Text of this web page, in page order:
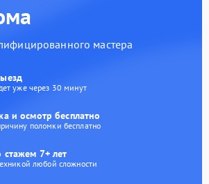
мастера
уже через 30 минут
и осмотр бесплатно
поломки бесплатно
стажем 7+ лет
любой сложности